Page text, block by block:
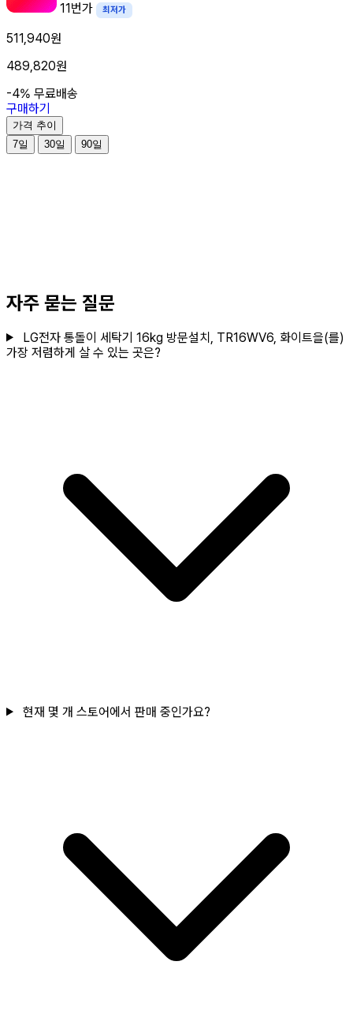
11번가 최저가
511,940원
489,820원
-4% 무료배송
구매하기
가격 추이
7일
30일 90일
자주 묻는 질문
LG전자 통돌이 세탁기 16kg 방문설치, TR16WV6, 화이트을(를)
가장 저렴하게 살 수 있는 곳은?
현재 몇 개 스토어에서 판매 중인가요?